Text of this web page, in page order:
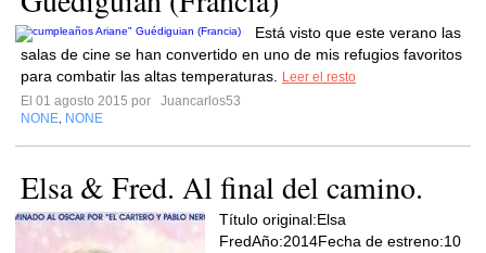
Está visto que este verano las
salas de cine se han convertido en uno de mis refugios favoritos
para combatir las altas temperaturas.
Leer el resto
El 01 agosto 2015 por
Juancarlos53
NONE NONE
Elsa & Fred. Al final del camino.
Título original:Elsa
FredAño:2014Fecha de estreno:10